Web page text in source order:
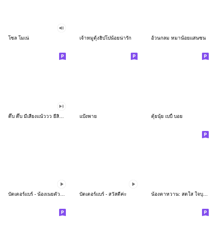
โซล โมเน่ เจ้าหมูดุ้งฮิปโปน้อยน่ารัก อ้วนกลม หมาน้อยแสนซน
แป้งพาย ตุ้ยนุ้ย เบบี้ บอย
บัตเตอร์แบร์ - สวัสดีค่ะ น้องตาหวาน: สดใส ใจบุญ (สีพาสเทล)